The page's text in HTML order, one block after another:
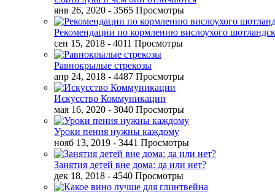
янв 26, 2020 - 3565 Просмотры
Рекомендации по кормлению вислоухого
сен 15, 2018 - 4011 Просмотры
Равнокрылые стрекозы
апр 24, 2018 - 4487 Просмотры
Искусство Коммуникации
мая 16, 2020 - 3040 Просмотры
Уроки пения нужны каждому
нояб 13, 2019 - 3441 Просмотры
Занятия детей вне дома: да или нет?
дек 18, 2018 - 4540 Просмотры